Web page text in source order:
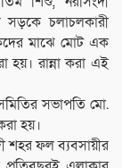
সড়কে চলাচলকারী
মাঝে মোট এক
হয়। রান্না করা এই
সভাপতি মো.
হয়।
শহর ফল ব্যবসায়ীর